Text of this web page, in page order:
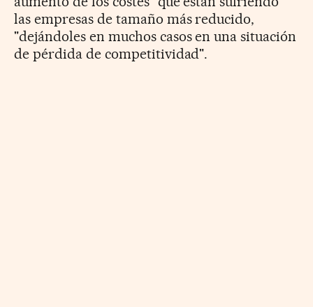
las empresas de tamaño más reducido,
"dejándoles en muchos casos en una situación
de pérdida de competitividad".